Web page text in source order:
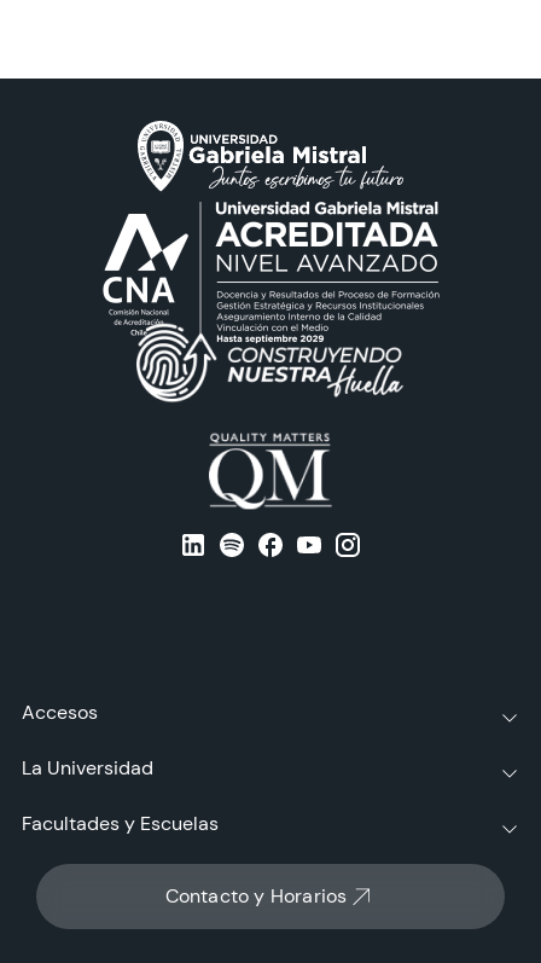
Contacto y Horarios
Accesos
La Universidad
Facultades y Escuelas